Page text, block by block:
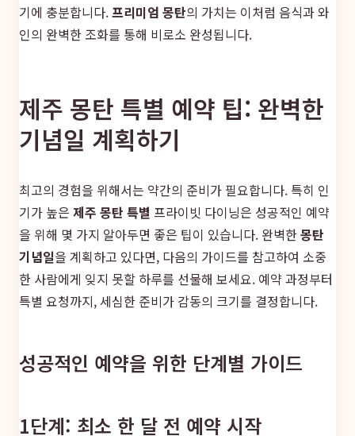
기에 충분합니다.프리미엄 몽탄의 가치는 이처럼 음식과 와
인의 완벽한 조화를 통해 비로소 완성됩니다.
제주 몽탄 특별 예약 팁: 완벽한
기념일 계획하기
최고의 경험을 위해서는 약간의 준비가 필요합니다. 특히 인
기가 높은 제주 몽탄 특별 프라이빗 다이닝은 성공적인 예약
을 위해 몇 가지 알아두면 좋은 팁이 있습니다. 완벽한몽탄
기념일을 계획하고 있다면, 다음의 가이드를 참고하여 소중
한 사람에게 잊지 못할 하루를 선물해 보세요. 예약 과정부터
특별 요청까지, 세심한 준비가 감동의 크기를 결정합니다.
성공적인 예약을 위한 단계별 가이드
1단계: 최소 한 달 전 예약 시작